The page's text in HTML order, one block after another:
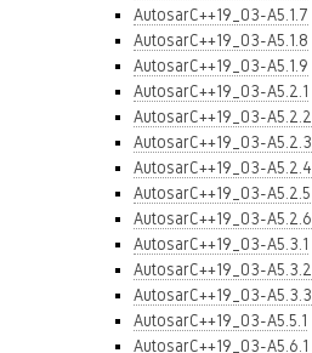
AutosarC++19_03-A5.1.7
AutosarC++19_03-A5.1.8
AutosarC++19_03-A5.1.9
AutosarC++19_03-A5.2.1
AutosarC++19_03-A5.2.2
AutosarC++19_03-A5.2.3
AutosarC++19_03-A5.2.4
AutosarC++19_03-A5.2.5
AutosarC++19_03-A5.2.6
AutosarC++19_03-A5.3.1
AutosarC++19_03-A5.3.2
AutosarC++19_03-A5.3.3
AutosarC++19_03-A5.5.1
AutosarC++19_03-A5.6.1